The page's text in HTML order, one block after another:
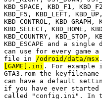
KBD_SPACE, KBD_F1,
KBD_F5, KBD_LEFT,
KBD_CONTROL, KBD_GRAPH,
KBD_SELECT, KBD_HOME,
KBD_COUNTRY, KBD_STOP,
KBD_ESCAPE and a
can use for every game
file in
/odroid/data/msx
[GAME].ini . For example
GTA3.rom the
can have a default
if you have ever started
called "config.ini". In